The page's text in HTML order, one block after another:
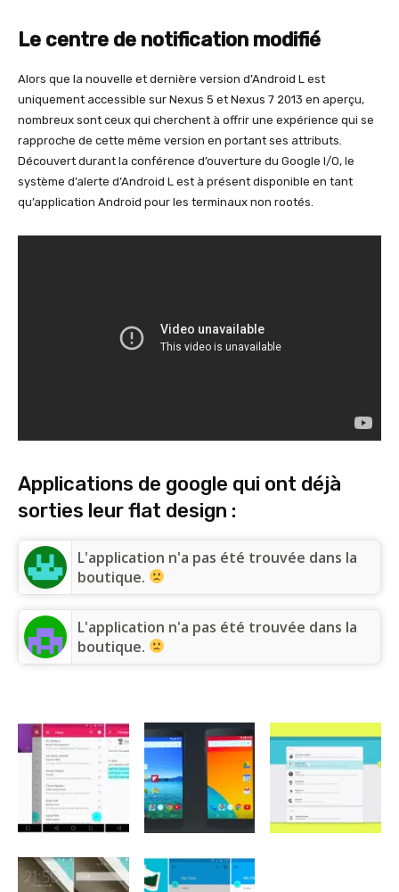
Le centre de notification modifié
Alors que la nouvelle et dernière version d’Android L est
uniquement accessible sur Nexus 5 et Nexus 7 2013 en aperçu,
nombreux sont ceux qui cherchent à offrir une expérience qui se
rapproche de cette même version en portant ses attributs.
Découvert durant la conférence d’ouverture du Google I/O, le
système d’alerte d’Android L est à présent disponible en tant
qu’application Android pour les terminaux non rootés.
Applications de google qui ont déjà
sorties leur flat design :
L'application n'a pas été trouvée dans la
boutique.
L'application n'a pas été trouvée dans la
boutique.